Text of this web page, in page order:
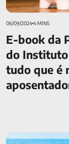
06/09/20244 MINS
E-book da
do Instituto
tudo que é
Como se